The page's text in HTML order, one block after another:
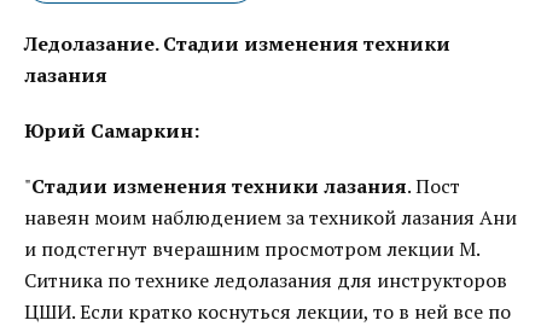
Ледолазание. Стадии изменения техники
лазания
Юрий Самаркин:
"Стадии изменения техники лазания. Пост
навеян моим наблюдением за техникой лазания Ани
и подстегнут вчерашним просмотром лекции М.
Ситника по технике ледолазания для инструкторов
ЦШИ. Если кратко коснуться лекции, то в ней все по